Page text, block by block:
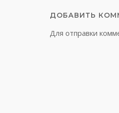
ДОБАВИТЬ
Для отправки